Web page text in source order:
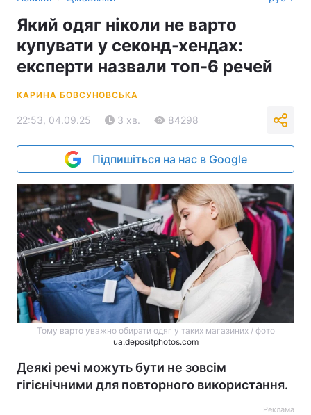
Який одяг ніколи не варто
купувати у секонд-хендах:
експерти назвали топ-6 речей
КАРИНА БОВСУНОВСЬКА
22:53, 04.09.25 3 хв. 84298
Підпишіться на нас в Google
Тому варто уважно обирати одяг у таких магазиних / фото
ua.depositphotos.com
Деякі речі можуть бути не зовсім
гігієнічними для повторного використання.
Реклама